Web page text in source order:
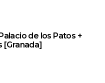
de los Patos +
[Granada]